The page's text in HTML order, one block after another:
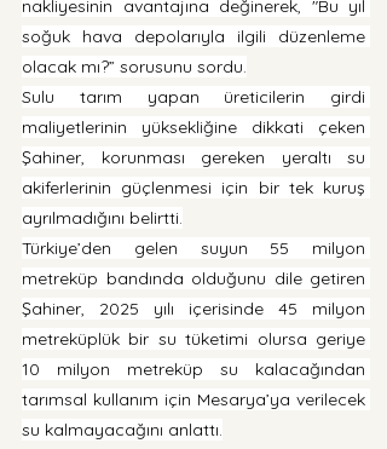
nakliyesinin avantajına değinerek, "Bu yıl
soğuk hava depolarıyla ilgili düzenleme
olacak mı?” sorusunu sordu.
Sulu tarım yapan üreticilerin girdi
maliyetlerinin yüksekliğine dikkati çeken
Şahiner, korunması gereken yeraltı su
akiferlerinin güçlenmesi için bir tek kuruş
ayrılmadığını belirtti.
Türkiye’den gelen suyun 55 milyon
metreküp bandında olduğunu dile getiren
Şahiner, 2025 yılı içerisinde 45 milyon
metreküplük bir su tüketimi olursa geriye
10 milyon metreküp su kalacağından
tarımsal kullanım için Mesarya’ya verilecek
su kalmayacağını anlattı.